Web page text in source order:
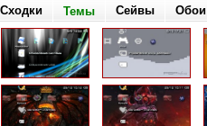
Сходки Темы Сейвы Обои